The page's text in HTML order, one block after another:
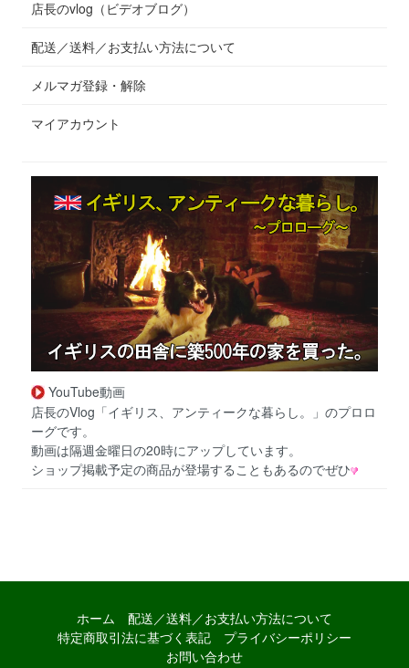
店長のvlog（ビデオブログ）
配送／送料／お支払い方法について
メルマガ登録・解除
マイアカウント
YouTube動画
店長のVlog「イギリス、アンティークな暮らし。」のプロロ
ーグです。
動画は隔週金曜日の20時にアップしています。
ショップ掲載予定の商品が登場することもあるのでぜひ
ホーム
配送／送料／お支払い方法について
特定商取引法に基づく表記
プライバシーポリシー
お問い合わせ